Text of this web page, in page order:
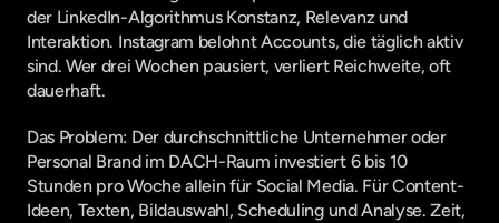
der LinkedIn-Algorithmus Konstanz, Relevanz und
Interaktion. Instagram belohnt Accounts, die täglich aktiv
sind. Wer drei Wochen pausiert, verliert Reichweite, oft
dauerhaft.
Das Problem: Der durchschnittliche Unternehmer oder
Personal Brand im DACH-Raum investiert 6 bis 10
Stunden pro Woche allein für Social Media. Für Content-
Ideen, Texten, Bildauswahl, Scheduling und Analyse. Zeit,